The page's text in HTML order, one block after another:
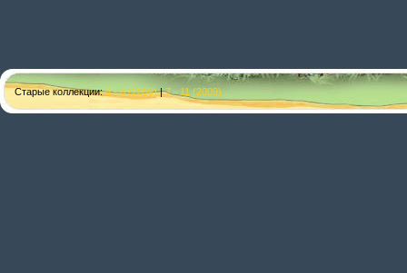
Старые коллекции:4 - 6 (2009)|7 - 11 (2009)